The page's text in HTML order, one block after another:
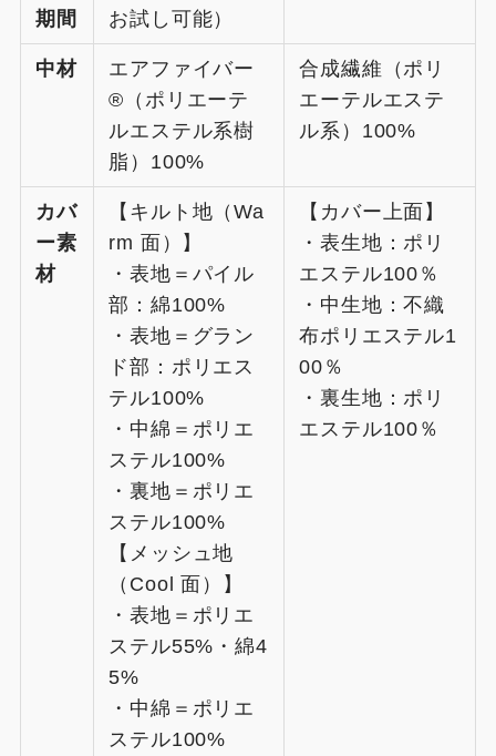
期間
お試し可能）
中材
エアファイバー
®（ポリエーテ
ルエステル系樹
脂）100%
合成繊維（ポリ
エーテルエステ
ル系）100%
カバ
ー素
材
【キルト地（Wa
rm 面）】
・表地＝パイル
部：綿100%
・表地＝グラン
ド部：ポリエス
テル100%
・中綿＝ポリエ
ステル100%
・裏地＝ポリエ
ステル100%
【メッシュ地
（Cool 面）】
・表地＝ポリエ
ステル55%・綿4
5%
・中綿＝ポリエ
ステル100%
【カバー上面】
・表生地：ポリ
エステル100％
・中生地：不織
布ポリエステル1
00％
・裏生地：ポリ
エステル100％